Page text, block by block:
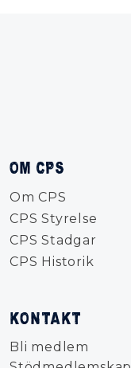
OM CPS
Om CPS
CPS Styrelse
CPS Stadgar
CPS Historik
KONTAKT
Bli medlem